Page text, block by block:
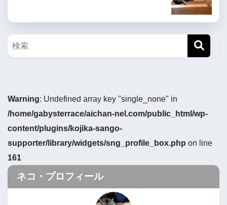
Warning: Undefined array key "single_none" in
/home/gabysterrace/aichan-nel.com/public_html/wp-
content/plugins/kojika-sango-
supporter/library/widgets/sng_profile_box.php on line
161
ネコ・プロフィール